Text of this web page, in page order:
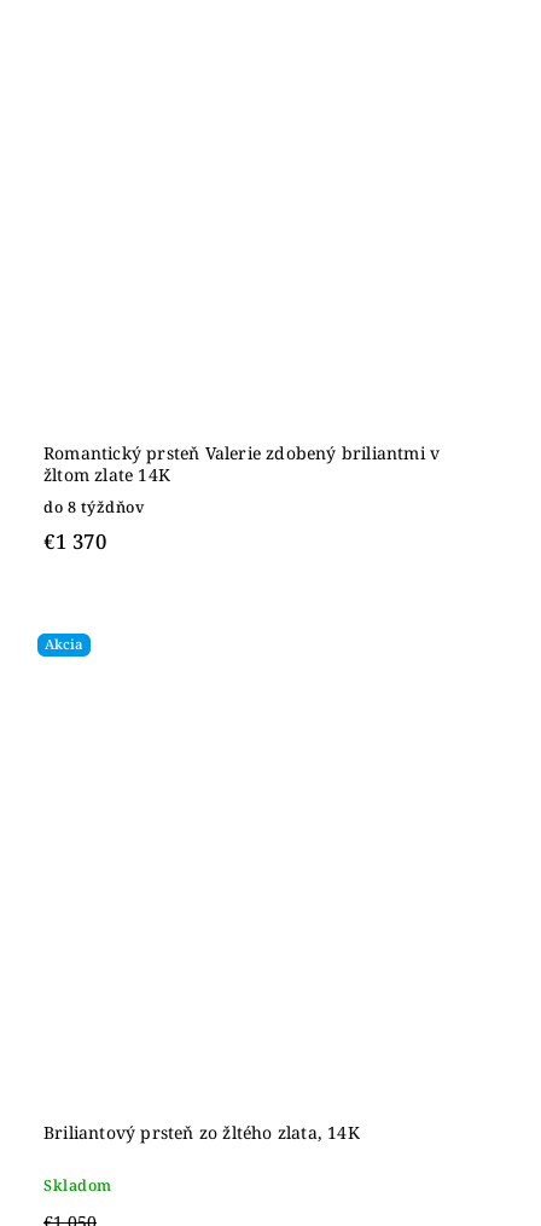
Romantický prsteň Valerie zdobený briliantmi v
žltom zlate 14K
do 8 týždňov
€1 370
Akcia
Briliantový prsteň zo žltého zlata, 14K
Skladom